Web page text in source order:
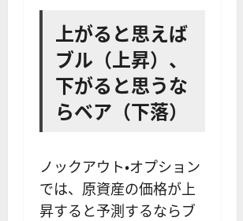
上がると思えば
ブル（上昇）、
下がると思うな
らベア（下落）
ノックアウト・オプション
では、原資産の価格が上
昇すると予測するならブ